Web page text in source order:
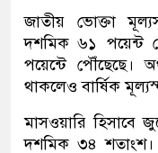
জাতীয় ভোক্তা
দশমিক ৬১ পয়েন্ট
পয়েন্টে পৌঁছেছে।
থাকলেও বার্ষিক
মাসওয়ারি হিসাবে
দশমিক ৩৪ শতাংশ।